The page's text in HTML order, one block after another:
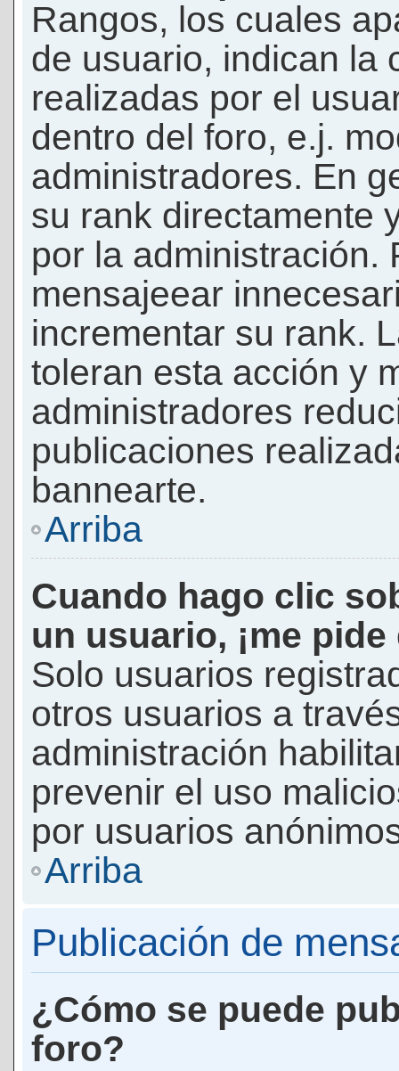
Rangos, los cuales
de usuario, indican la
realizadas por el
dentro del foro, e.j.
administradores. En
su rank directamente
por la administración.
mensajeear
incrementar su rank.
toleran esta acción y
administradores
publicaciones
bannearte.
Arriba
Cuando hago clic
un usuario, ¡me
Solo usuarios
otros usuarios a
administración
prevenir el uso
por usuarios
Arriba
Publicación de
¿Cómo se puede
foro?